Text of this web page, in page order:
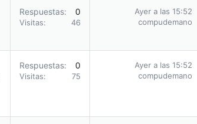
Respuestas 0
Visitas 46
Ayer a las 15:52
compudemano
Respuestas 0
Visitas 75
Ayer a las 15:52
compudemano